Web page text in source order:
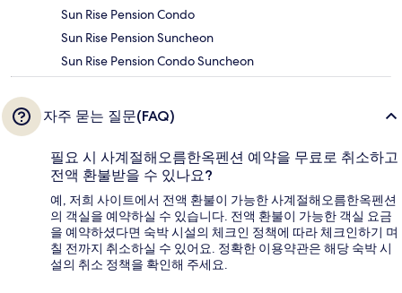
Sun Rise Pension Condo
Sun Rise Pension Suncheon
Sun Rise Pension Condo Suncheon
자주 묻는 질문(FAQ)
필요 시 사계절해오름한옥펜션 예약을 무료로 취소하고
전액 환불받을 수 있나요?
예, 저희 사이트에서 전액 환불이 가능한 사계절해오름한옥펜션
의 객실을 예약하실 수 있습니다. 전액 환불이 가능한 객실 요금
을 예약하셨다면 숙박 시설의 체크인 정책에 따라 체크인하기 며
칠 전까지 취소하실 수 있어요. 정확한 이용약관은 해당 숙박 시
설의 취소 정책을 확인해 주세요.